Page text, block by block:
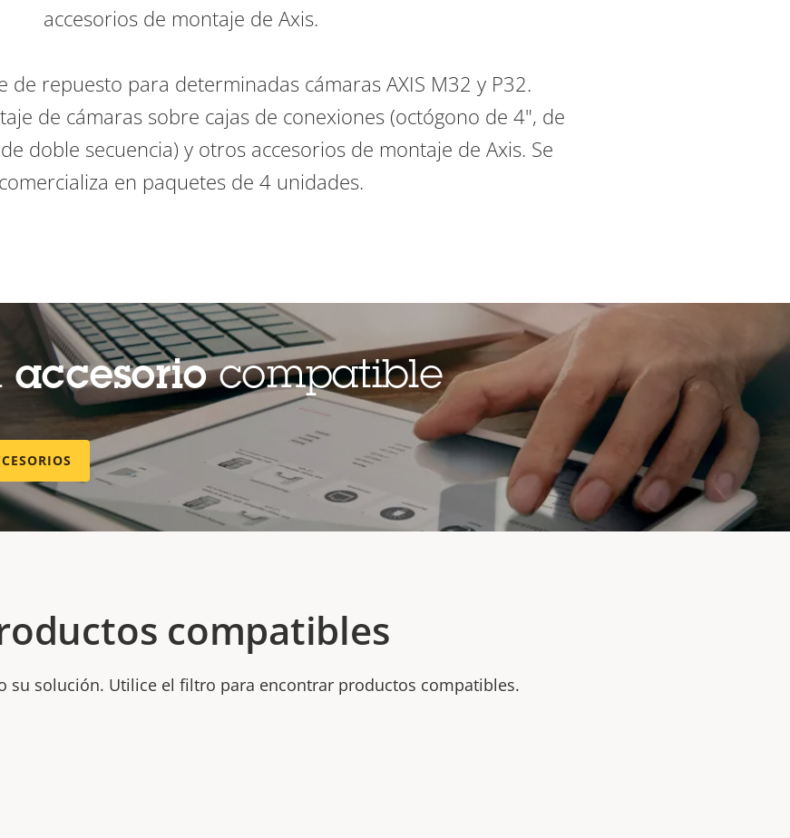
accesorios de montaje de Axis.
de repuesto para determinadas cámaras AXIS M32 y P32.
de cámaras sobre cajas de conexiones (octógono de 4", de
doble secuencia) y otros accesorios de montaje de Axis. Se
comercializa en paquetes de 4 unidades.
accesoriocompatible
compatibles
su solución. Utilice el filtro para encontrar productos compatibles.